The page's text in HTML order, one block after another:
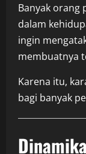
Banyak orang
dalam
ingin
membuatnya
Karena itu,
bagi banyak